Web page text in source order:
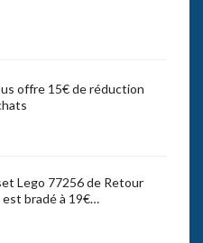
offre 15€ de réduction
Lego 77256 de Retour
est bradé à 19€…